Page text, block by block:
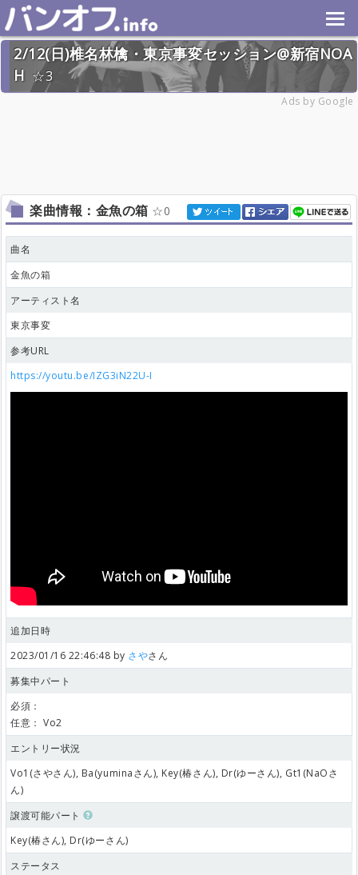
2/12(日)椎名林檎・東京事変セッション@新宿NOA
H
3
Ads by Google
楽曲情報：金魚の箱 0
曲名
金魚の箱
アーティスト名
東京事変
参考URL
https://youtu.be/IZG3iN22U-I
追加日時
2023/01/16 22:46:48 by さやさん
募集中パート
必須：
任意： Vo2
エントリー状況
Vo1(さやさん), Ba(yuminaさん), Key(椿さん), Dr(ゆーさん), Gt1(NaOさ
ん)
譲渡可能パート
Key(椿さん), Dr(ゆーさん)
ステータス